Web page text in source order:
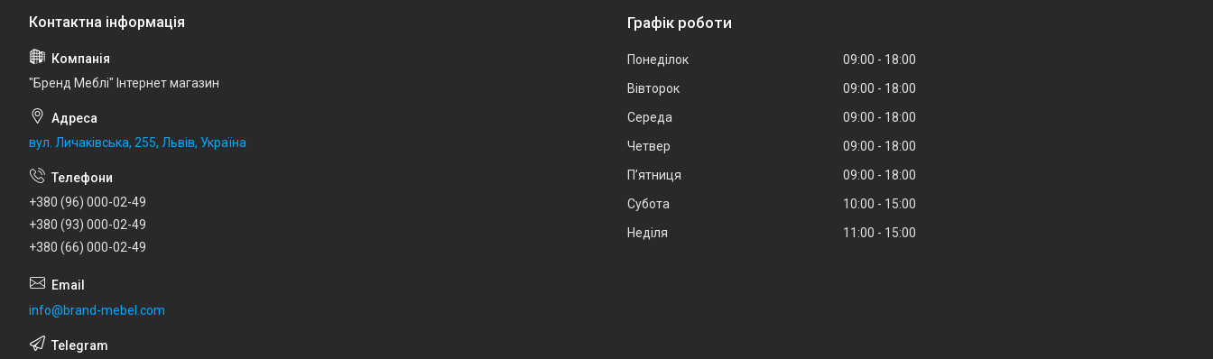
"Бренд Меблі" Інтернет магазин
вул. Личаківська, 255, Львів, Україна
+380 (96) 000-02-49
+380 (93) 000-02-49
+380 (66) 000-02-49
info@brand-mebel.com
Графік роботи
Понеділок 09:00
18:00
Вівторок
09:00
18:00
Середа
09:00
18:00
Четвер
09:00
18:00
Пʼятниця
09:00
18:00
Субота
10:00
15:00
Неділя
11:00 15:00